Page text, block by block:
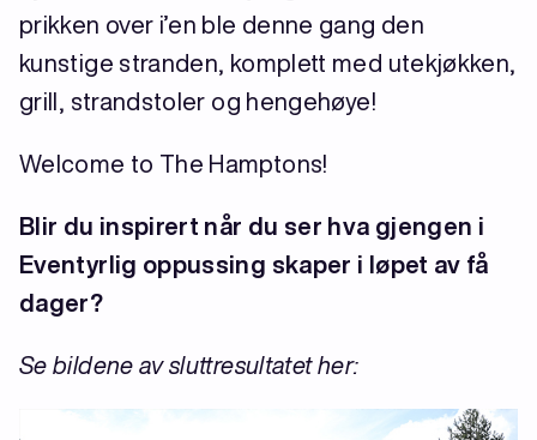
prikken over i’en ble denne gang den
kunstige stranden, komplett med utekjøkken,
grill, strandstoler og hengehøye!
Welcome to The Hamptons!
Blir du inspirert når du ser hva gjengen i
Eventyrlig oppussing skaper i løpet av få
dager?
Se bildene av sluttresultatet her: